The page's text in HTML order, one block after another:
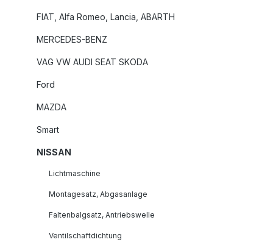
FIAT, Alfa Romeo, Lancia, ABARTH
MERCEDES-BENZ
VAG VW AUDI SEAT SKODA
Ford
MAZDA
Smart
NISSAN
Lichtmaschine
Montagesatz, Abgasanlage
Faltenbalgsatz, Antriebswelle
Ventilschaftdichtung